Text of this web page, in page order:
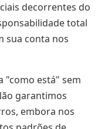
decorrentes do
total
sua conta nos
"como está" sem
garantimos
embora nos